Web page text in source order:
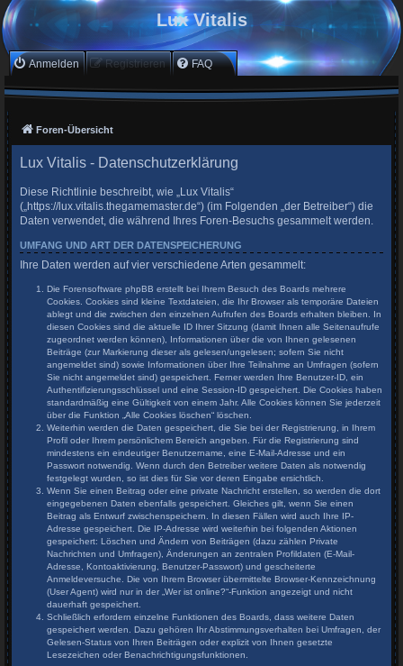
Lux Vitalis
Anmelden Registrieren FAQ
Foren-Übersicht
Lux Vitalis - Datenschutzerklärung
Diese Richtlinie beschreibt, wie „Lux Vitalis“
(„https://lux.vitalis.thegamemaster.de“) (im Folgenden „der Betreiber“) die
Daten verwendet, die während Ihres Foren-Besuchs gesammelt werden.
UMFANG UND ART DER DATENSPEICHERUNG
Ihre Daten werden auf vier verschiedene Arten gesammelt:
Die Forensoftware phpBB erstellt bei Ihrem Besuch des Boards mehrere
Cookies. Cookies sind kleine Textdateien, die Ihr Browser als temporäre Dateien
ablegt und die zwischen den einzelnen Aufrufen des Boards erhalten bleiben. In
diesen Cookies sind die aktuelle ID Ihrer Sitzung (damit Ihnen alle Seitenaufrufe
zugeordnet werden können), Informationen über die von Ihnen gelesenen
Beiträge (zur Markierung dieser als gelesen/ungelesen; sofern Sie nicht
angemeldet sind) sowie Informationen über Ihre Teilnahme an Umfragen (sofern
Sie nicht angemeldet sind) gespeichert. Ferner werden Ihre Benutzer-ID, ein
Authentifizierungsschlüssel und eine Session-ID gespeichert. Die Cookies haben
standardmäßig eine Gültigkeit von einem Jahr. Alle Cookies können Sie jederzeit
über die Funktion „Alle Cookies löschen“ löschen.
Weiterhin werden die Daten gespeichert, die Sie bei der Registrierung, in Ihrem
Profil oder Ihrem persönlichem Bereich angeben. Für die Registrierung sind
mindestens ein eindeutiger Benutzername, eine E-Mail-Adresse und ein
Passwort notwendig. Wenn durch den Betreiber weitere Daten als notwendig
festgelegt wurden, so ist dies für Sie vor deren Eingabe ersichtlich.
Wenn Sie einen Beitrag oder eine private Nachricht erstellen, so werden die dort
eingegebenen Daten ebenfalls gespeichert. Gleiches gilt, wenn Sie einen
Beitrag als Entwurf zwischenspeichern. In diesen Fällen wird auch Ihre IP-
Adresse gespeichert. Die IP-Adresse wird weiterhin bei folgenden Aktionen
gespeichert: Löschen und Ändern von Beiträgen (dazu zählen Private
Nachrichten und Umfragen), Änderungen an zentralen Profildaten (E-Mail-
Adresse, Kontoaktivierung, Benutzer-Passwort) und gescheiterte
Anmeldeversuche. Die von Ihrem Browser übermittelte Browser-Kennzeichnung
(User Agent) wird nur in der „Wer ist online?“-Funktion angezeigt und nicht
dauerhaft gespeichert.
Schließlich erfordern einzelne Funktionen des Boards, dass weitere Daten
gespeichert werden. Dazu gehören Ihr Abstimmungsverhalten bei Umfragen, der
Gelesen-Status von Ihren Beiträgen oder explizit von Ihnen gesetzte
Lesezeichen oder Benachrichtigungsfunktionen.